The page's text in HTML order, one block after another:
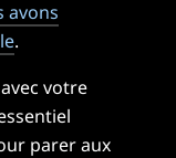
avons
.
votre
parer aux